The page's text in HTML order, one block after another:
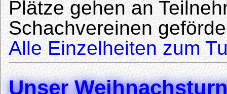
Plätze gehen an
Schachvereinen
Alle Einzelheiten zum
Unser